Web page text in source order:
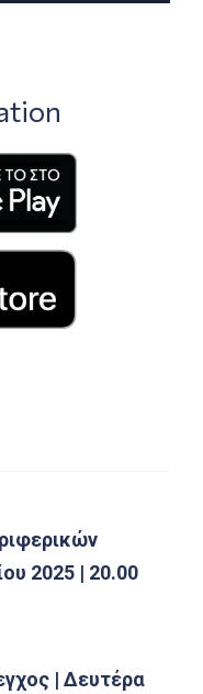
2025 | 20.00
| Δευτέρα